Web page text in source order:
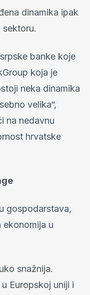
dinamika ipak
banke koje
koja je
neka dinamika
velika“,
na nedavnu
hrvatske
gospodarstava,
ekonomija u
snažnija.
Europskoj uniji i